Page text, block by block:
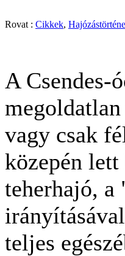
Rovat : Cikkek,
A Csendes-
vagy csak
közepén
teherhajó,
teljes